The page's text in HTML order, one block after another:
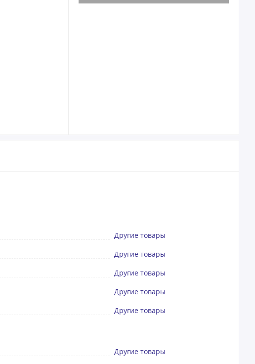
Другие товары
Другие товары
Другие товары
Другие товары
Другие товары
Другие товары